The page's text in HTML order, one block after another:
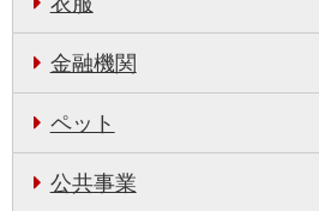
金融機関
ペット
公共事業